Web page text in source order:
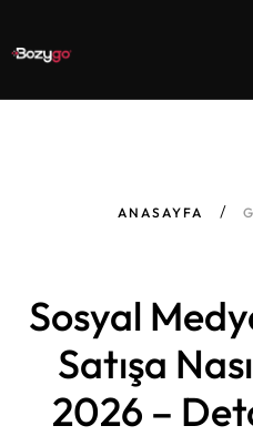
ANASAYFA
Sosyal
Satışa
2026 –